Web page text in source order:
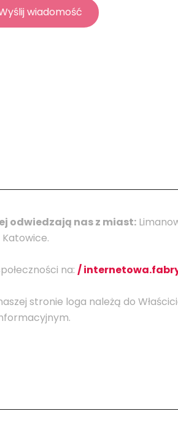
odwiedzają nas z miast:
na: /
stronie loga należą do